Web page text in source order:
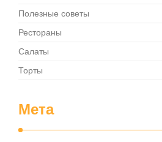
Полезные советы
Рестораны
Салаты
Торты
Мета